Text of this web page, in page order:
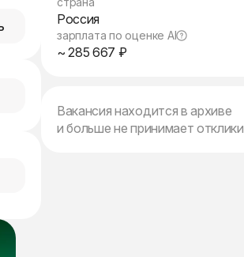
Россия
зарплата по оценке AI
~ 285 667 ₽
Вакансия находится в архиве
и больше не принимает отклики